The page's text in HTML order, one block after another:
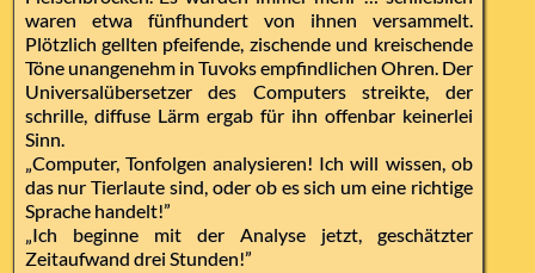
waren etwa fünfhundert von ihnen versammelt.
Plötzlich gellten pfeifende, zischende und kreischende
Töne unangenehm in Tuvoks empfindlichen Ohren. Der
Universalübersetzer des Computers streikte, der
schrille, diffuse Lärm ergab für ihn offenbar keinerlei
Sinn.
„Computer, Tonfolgen analysieren! Ich will wissen, ob
das nur Tierlaute sind, oder ob es sich um eine richtige
Sprache handelt!”
„Ich beginne mit der Analyse jetzt, geschätzter
Zeitaufwand drei Stunden!”